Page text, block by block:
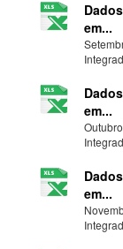
em...
em...
em...